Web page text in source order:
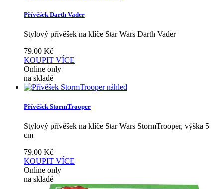
Přívěšek Darth Vader
Stylový přívěšek na klíče Star Wars Darth Vader
79.00 Kč
KOUPIT VÍCE
Online only
na skladě
náhled
Přívěšek StormTrooper
Stylový přívěšek na klíče Star Wars StormTrooper, výška 5
cm
79.00 Kč
KOUPIT VÍCE
Online only
na skladě